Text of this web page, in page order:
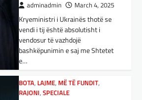
adminadmin March 4, 2025
Kryeministri i Ukrainës thotë se
vendi i tij është absolutisht i
vendosur të vazhdojë
bashkëpunimin e saj me Shtetet
e…
BOTA, LAJME, MË TË FUNDIT,
RAJONI,SPECIALE
Nga Dritan Hila Vështirë se
ndonjë shqiptar që ndjek sadopak
politikën e jashtme, pas takimit
Trump-Zhelenski, nuk ka
menduar: Po…
BOTA,KULTURË,LAJME,MISTER,
RAJONI,SPECIALE,TECH
Varësia nga ChatGPT